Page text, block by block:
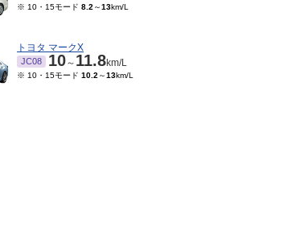
※ 10・15モード 8.2 ～13km/L
トヨタ マークX
JC08 10～ 11.8km/L
※ 10・15モード 10.2 ～13km/L